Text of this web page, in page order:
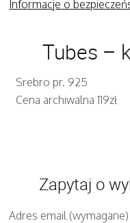
Informacje o
Tubes –
Srebro pr. 925
Cena archiwalna 119zł
Zapytaj o
Adres email (wymagane)